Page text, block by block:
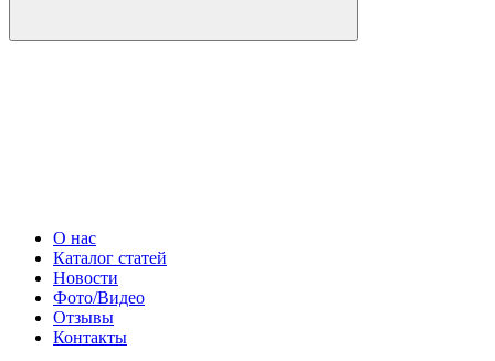
О нас
Каталог статей
Новости
Фото/Видео
Отзывы
Контакты